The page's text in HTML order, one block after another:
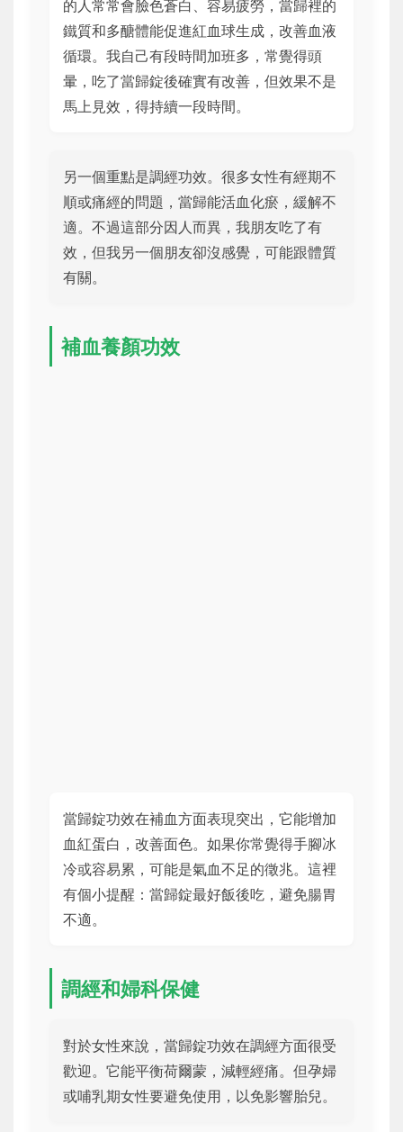
的人常常會臉色蒼白、容易疲勞，當歸裡的
鐵質和多醣體能促進紅血球生成，改善血液
循環。我自己有段時間加班多，常覺得頭
暈，吃了當歸錠後確實有改善，但效果不是
馬上見效，得持續一段時間。
另一個重點是調經功效。很多女性有經期不
順或痛經的問題，當歸能活血化瘀，緩解不
適。不過這部分因人而異，我朋友吃了有
效，但我另一個朋友卻沒感覺，可能跟體質
有關。
補血養顏功效
當歸錠功效在補血方面表現突出，它能增加
血紅蛋白，改善面色。如果你常覺得手腳冰
冷或容易累，可能是氣血不足的徵兆。這裡
有個小提醒：當歸錠最好飯後吃，避免腸胃
不適。
調經和婦科保健
對於女性來說，當歸錠功效在調經方面很受
歡迎。它能平衡荷爾蒙，減輕經痛。但孕婦
或哺乳期女性要避免使用，以免影響胎兒。